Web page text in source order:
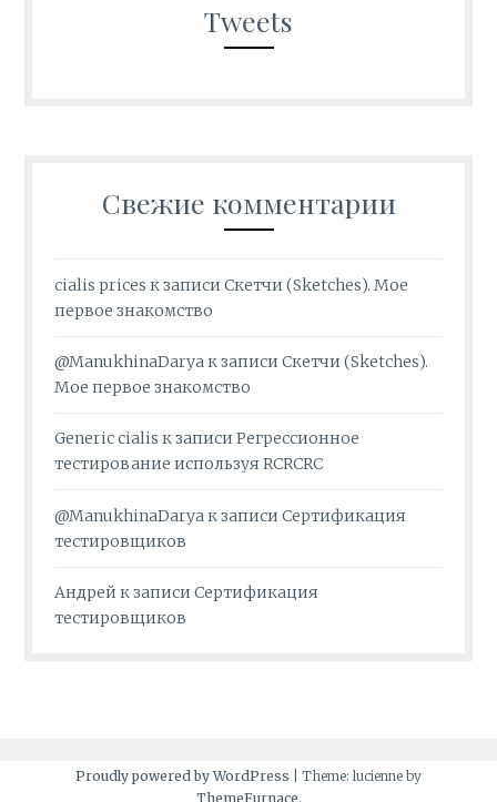
Tweets
Свежие комментарии
cialis prices к записиСкетчи (Sketches). Мое
первое знакомство
@ManukhinaDaryaк записиСкетчи (Sketches).
Мое первое знакомство
Generic cialis к записиРегрессионное
тестирование используя RCRCRC
@ManukhinaDaryaк записиСертификация
тестировщиков
Андрей к записиСертификация
тестировщиков
Proudly powered by WordPress
Theme: lucienne by
ThemeFurnace.